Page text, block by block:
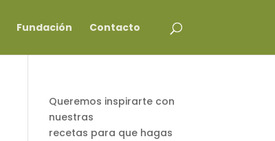
Fundación Contacto
Queremos inspirarte con
nuestras
recetas para que hagas